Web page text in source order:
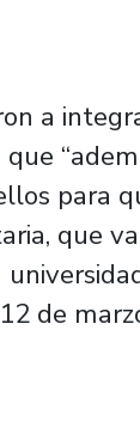
a
para
que
de